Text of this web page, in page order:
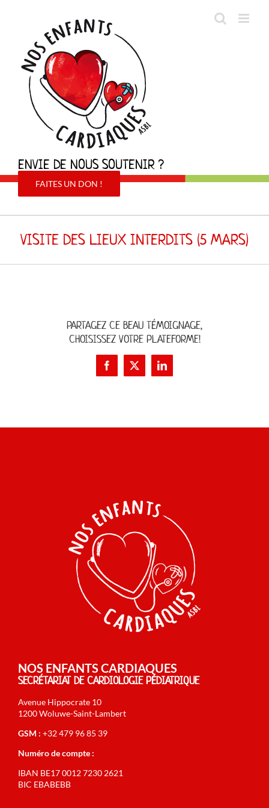
ENVIE DE NOUS SOUTENIR ?
FAITES UN DON !
VISITE DES LIEUX INTERDITS (5 MARS)
PARTAGEZ CE BEAU TÉMOIGNAGE,
CHOISISSEZ VOTRE PLATEFORME!
Facebook
X LinkedIn
NOS ENFANTS CARDIAQUES
SECRÉTARIAT DE CARDIOLOGIE PÉDIATRIQUE
Avenue Hippocrate 10
1200 Woluwe-Saint-Lambert
GSM : +32 479 96 85 39
Numéro de compte :
IBAN BE17 0012 7230 2621
BIC EBABEBB